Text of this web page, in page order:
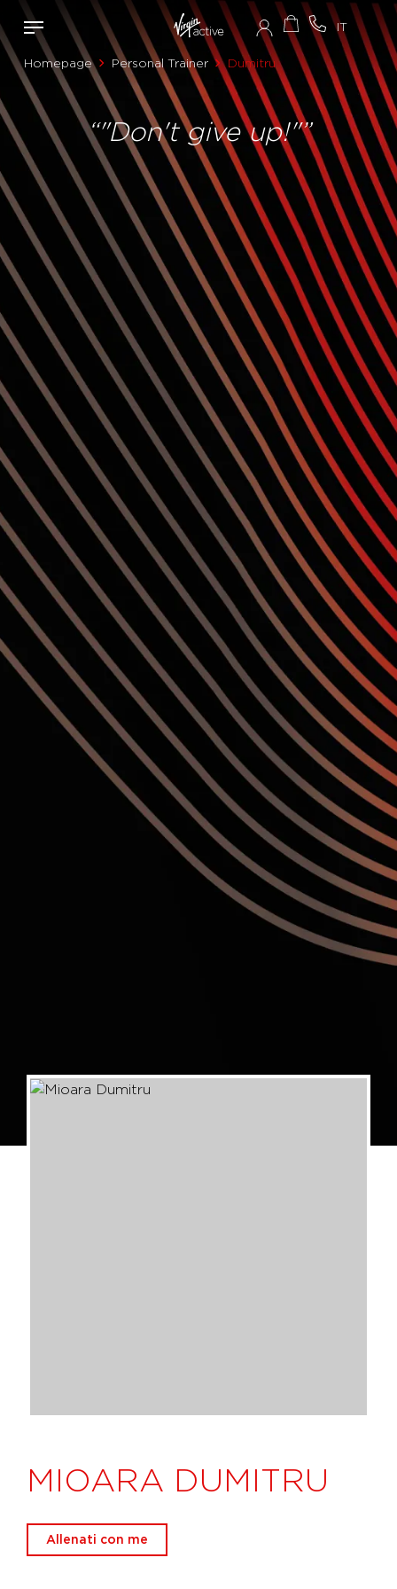
Homepage Personal Trainer Dumitru
“"Don't give up!"”
MIOARA DUMITRU
Allenati con me